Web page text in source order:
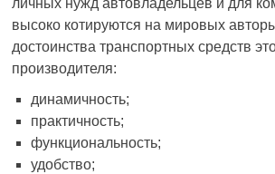
личных нужд автовладельцев и для
высоко котируются на мировых
достоинства транспортных средств
производителя:
динамичность;
практичность;
функциональность;
удобство;